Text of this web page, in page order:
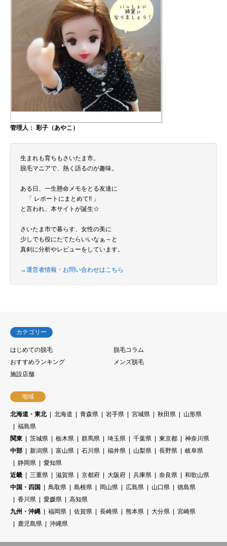
管理人： 彩子（あやこ）
生まれも育ちもさいたま市。
脱毛マニアで、熱く語るのが趣味。
ある日、一生懸命メモをとる友達に
「 レポートにまとめて!! 」
と言われ、本サイトが誕生☆
さいたま市で暮らす、女性の美に
少しでも役にたてたらいいなぁ～と
真剣に分析やレビューをしています。
→運営者情報・お問い合わせはこちら
カテゴリー
はじめての脱毛
脱毛コラム
おすすめランキング
メンズ脱毛
施設店舗
地域
北海道・東北 北海道 青森県 岩手県 宮城県 秋田県
山形県
福島県
関東
茨城県 栃木県 群馬県 埼玉県 千葉県 東京都
神奈川県
中部
新潟県 富山県 石川県 福井県 山梨県 長野県
岐阜県
静岡県
愛知県
近畿
三重県 滋賀県 京都府 大阪府 兵庫県 奈良県
和歌山県
中国・四国
鳥取県 島根県 岡山県 広島県 山口県
徳島県
香川県
愛媛県
高知県
九州・沖縄
福岡県 佐賀県 長崎県 熊本県 大分県
宮崎県
鹿児島県
沖縄県